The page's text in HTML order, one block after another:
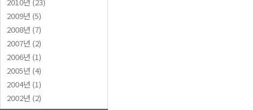
2009년 (5)
2008년 (7)
2007년 (2)
2006년 (1)
2005년 (4)
2004년 (1)
2002년 (2)